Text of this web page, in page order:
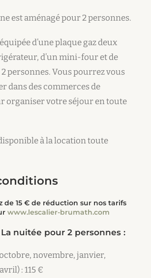
est aménagé pour 2 personnes.
d’une plaque gaz deux
d’un mini-four et de
personnes. Vous pourrez vous
dans des commerces de
organiser votre séjour en toute
à la location toute
de 15 € de réduction sur nos tarifs
www.lescalier-brumath.com
La nuitée pour 2 personnes :
novembre, janvier,
: 115 €